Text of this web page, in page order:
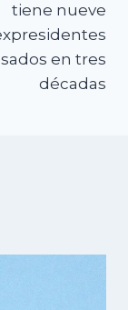
tiene nueve
en tres
décadas